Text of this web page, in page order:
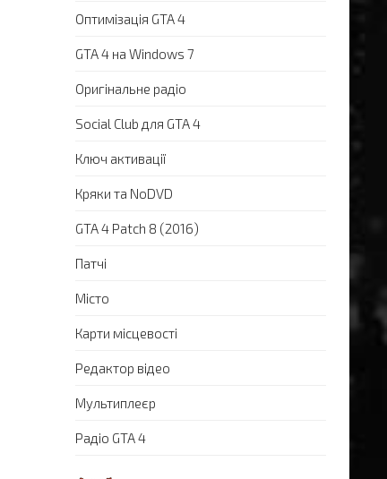
Оптимізація GTA 4
GTA 4 на Windows 7
Оригінальне радіо
Social Club для GTA 4
Ключ активації
Кряки та NoDVD
GTA 4 Patch 8 (2016)
Патчі
Місто
Карти місцевості
Редактор відео
Мультиплеєр
Радіо GTA 4